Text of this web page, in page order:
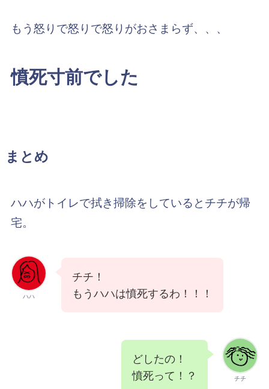
もう怒りで怒りで怒りがおさまらず、、、
憤死寸前でした
まとめ
ハハがトイレで拭き掃除をしているとチチが帰
宅。
ハハ
チチ！
もうハハは憤死するわ！！！
チチ
どしたの！
憤死って！？